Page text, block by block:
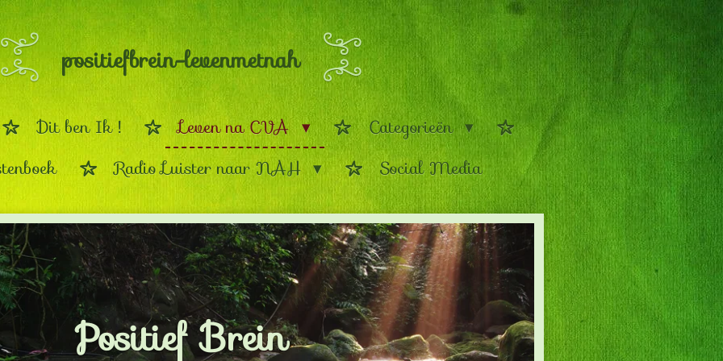
positiefbrein-levenmetnah
Dit ben Ik ! Leven na CVA
Categorieën
Radio Luister naar NAH Social Media
Positief Brein